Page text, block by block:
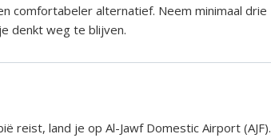
comfortabeler alternatief. Neem minimaal drie
denkt weg te blijven.
reist, land je op Al-Jawf Domestic Airport (AJF).